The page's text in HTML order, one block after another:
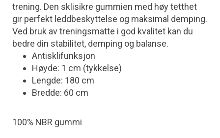
trening. Den sklisikre gummien med høy tetthet
gir perfekt leddbeskyttelse og maksimal demping.
Ved bruk av treningsmatte i god kvalitet kan du
bedre din stabilitet, demping og balanse.
Antisklifunksjon
Høyde: 1 cm (tykkelse)
Lengde: 180 cm
Bredde: 60 cm
100% NBR gummi